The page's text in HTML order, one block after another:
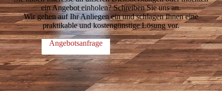
ein Angebot einholen? Schreiben Sie uns an.
Wir gehen auf Ihr Anliegen ein und schlagen Ihnen eine
praktikable und kostengünstige Lösung vor.
Angebotsanfrage